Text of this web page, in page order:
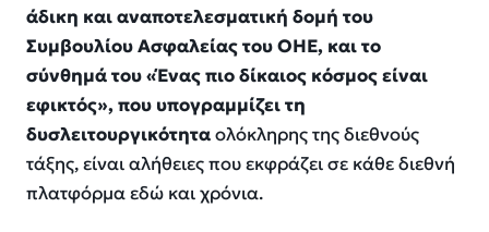
άδικη και αναποτελεσματική δομή του
Συμβουλίου Ασφαλείας του ΟΗΕ, και το
σύνθημά του «Ένας πιο δίκαιος κόσμος είναι
εφικτός», που υπογραμμίζει τη
δυσλειτουργικότηταολόκληρης της διεθνούς
τάξης, είναι αλήθειες που εκφράζει σε κάθε διεθνή
πλατφόρμα εδώ και χρόνια.